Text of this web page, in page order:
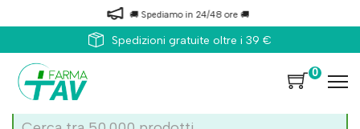
🚚 Spediamo in 24/48 ore 🚚
Spedizioni gratuite oltre i 39 €
0